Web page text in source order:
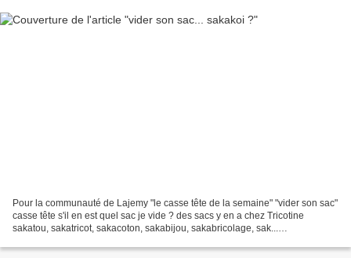
Pour la communauté de Lajemy "le casse tête de la semaine" "vider son sac"
casse tête s'il en est quel sac je vide ? des sacs y en a chez Tricotine
sakatou, sakatricot, sakacoton, sakabijou, sakabricolage, sak...